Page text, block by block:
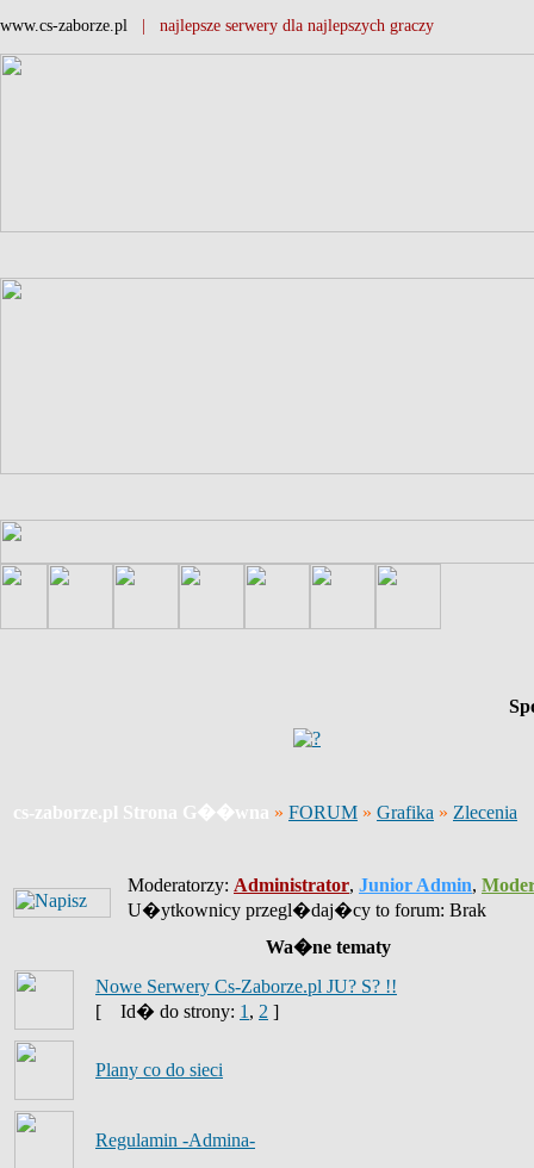
www.cs-zaborze.pl | najlepsze serwery dla najlepszych graczy
cs-zaborze.pl Strona G��wna » FORUM » Grafika » Zlecenia
Moderatorzy: Administrator, Junior Admin,
U�ytkownicy przegl�daj�cy to forum: Brak
Wa�ne tematy
Nowe Serwery Cs-Zaborze.pl JU? S? !!
[
Id� do strony: 1 , 2 ]
Plany co do sieci
Regulamin -Admina-